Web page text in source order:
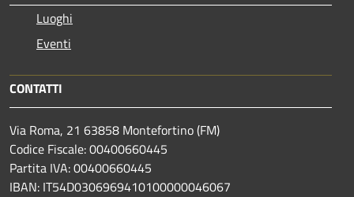
Luoghi
Eventi
CONTATTI
Via Roma, 21 63858 Montefortino (FM)
Codice Fiscale: 00400660445
Partita IVA: 00400660445
IBAN: IT54D0306969410100000046067